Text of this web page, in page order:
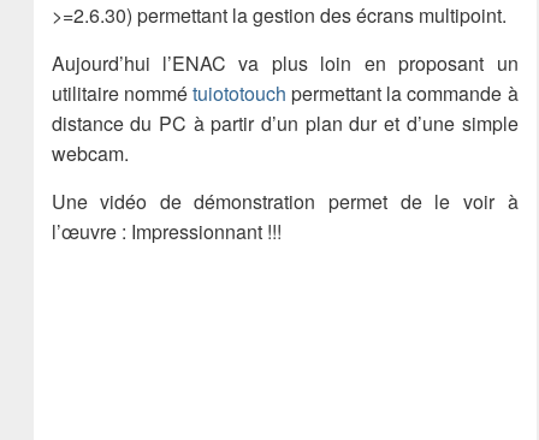
>=2.6.30) permettant la gestion des écrans multipoint.
Aujourd’hui l’ENAC va plus loin en proposant un
utilitaire nommétuiototouch permettant la commande à
distance du PC à partir d’un plan dur et d’une simple
webcam.
Une vidéo de démonstration permet de le voir à
l’œuvre : Impressionnant !!!